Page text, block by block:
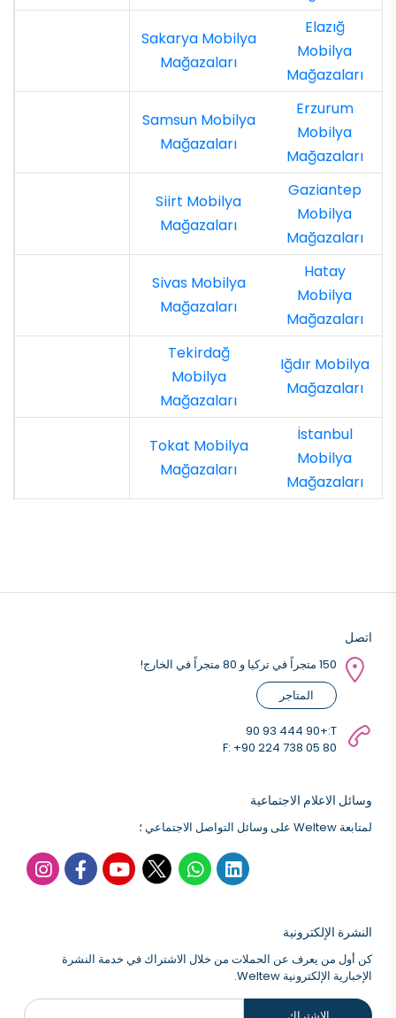
Elazığ
Mobilya
Mağazaları
Sakarya Mobilya
Mağazaları
Erzurum
Mobilya
Mağazaları
Samsun Mobilya
Mağazaları
Gaziantep
Mobilya
Mağazaları
Siirt Mobilya
Mağazaları
Hatay
Mobilya
Mağazaları
Sivas Mobilya
Mağazaları
Iğdır Mobilya
Mağazaları
Tekirdağ
Mobilya
Mağazaları
İstanbul
Mobilya
Mağazaları
Tokat Mobilya
Mağazaları
اتصل
150 متجراً في تركيا و 80 متجراً في الخارج!
المتاجر
T:
+90 444 93 90
F: +90 224 738 05 80
وسائل الاعلام الاجتماعية
لمتابعة Weltew على وسائل التواصل الاجتماعي ؛
النشرة الإلكترونية
كن أول من يعرف عن الحملات من خلال الاشتراك في خدمة النشرة
الإخبارية الإلكترونية Weltew.